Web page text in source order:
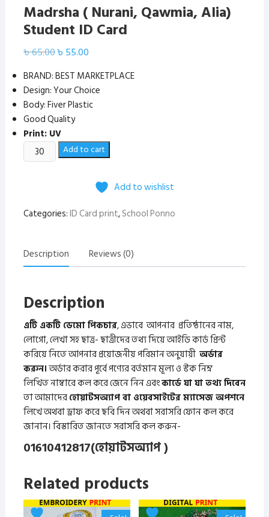
Madrsha ( Nurani, Qawmia, Alia)
Student ID Card
৳65.00Original
price
was:
৳ 65.00.
৳ 55.00Current
is:
৳ 55.00.
BRAND: BEST MARKETPLACE
Design: Your Choice
Body: Fiver Plastic
Good Quality
Print: UV
Madrsha
(
Student
Card
quantity
Add to cart
Add to wishlist
Categories:ID Card print,School Ponno
Description Reviews (0)
Description
এটি একটি ডেমো পিকচার, এভাবে আপনার প্রতিষ্ঠানের নাম,
লোগো, লেখা সহ ছাত্র- ছাত্রীদের তথ্য দিয়ে আইডি কার্ড প্রিন্ট
করিয়ে নিতে আপনার প্রয়োজনীয় পরিমান অনুযায়ী অর্ডার
করুন।অর্ডার করার পূর্বেপণ্যের বর্তমান মূল্য ও স্টকনিম্ন
লিখিতনাম্বারে কল করে জেনে নিনএবংকার্ডে যা যা তথ্য দিবেন
তা আমাদেরহোয়াটসঅ্যাপ বা ওয়েবসাইটের ম্যাসেজ অপশনে
লিখে অথবা ড্রাফ করে ছবি দিন অথবা সরাসরি ফোন কল করে
জানান। বিস্তারিত জানতে সরাসরি কল করুন-
01610412817(হোয়াটসঅ্যাপ )
Related products